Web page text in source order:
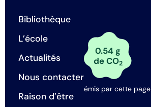
Bibliothèque
L’école
Actualités
Nous contacter
Raison d’être
0.54 g
de CO2
émis par cette page